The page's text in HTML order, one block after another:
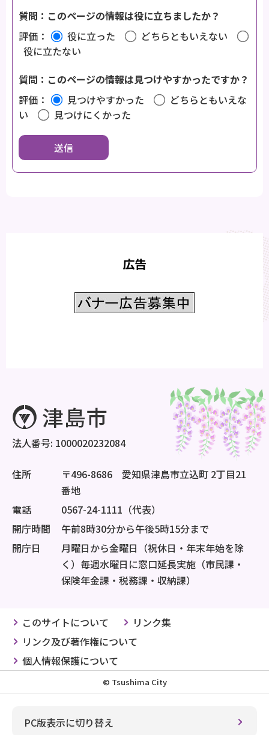
質問：このページの情報は役に立ちましたか？
評価：
役に立った
どちらともいえない
役に立たない
質問：このページの情報は見つけやすかったですか？
評価：
見つけやすかった
どちらともいえな
い
見つけにくかった
広告
法人番号: 1000020232084
住所
〒496-8686 愛知県津島市立込町 2丁目21
番地
電話
0567-24-1111（代表）
開庁時間
午前8時30分から午後5時15分まで
開庁日
月曜日から金曜日（祝休日・年末年始を除
く）毎週水曜日に窓口延長実施（市民課・
保険年金課・税務課・収納課）
このサイトについて
リンク集
リンク及び著作権について
個人情報保護について
© Tsushima City
PC版表示に切り替え